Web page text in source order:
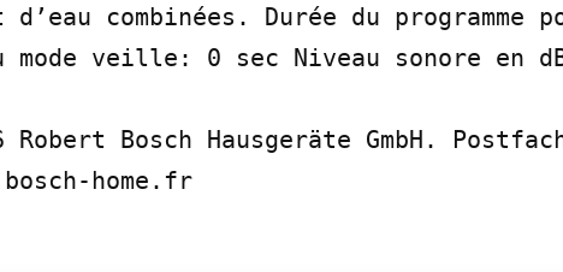
d’eau combinées. Durée du
mode veille: 0 sec Niveau sonore en
Robert Bosch Hausgeräte GmbH.
home.fr